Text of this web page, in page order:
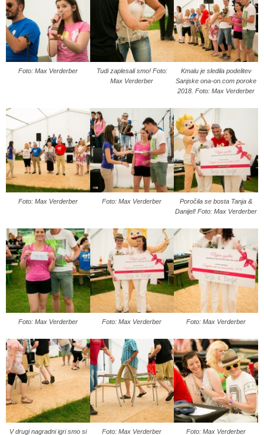
Foto: Max Verderber
Tudi zaplesali smo! Foto:
Max Verderber
Kmalu je sledila podelitev
Sanjske ona-on.com poroke
2018. Foto: Max Verderber
Foto: Max Verderber Foto: Max Verderber
Poročila se bosta Tanja &
Danijel! Foto: Max Verderber
Foto: Max Verderber Foto: Max Verderber Foto: Max Verderber
V drugi nagradni igri smo si
Foto: Max Verderber Foto: Max Verderber